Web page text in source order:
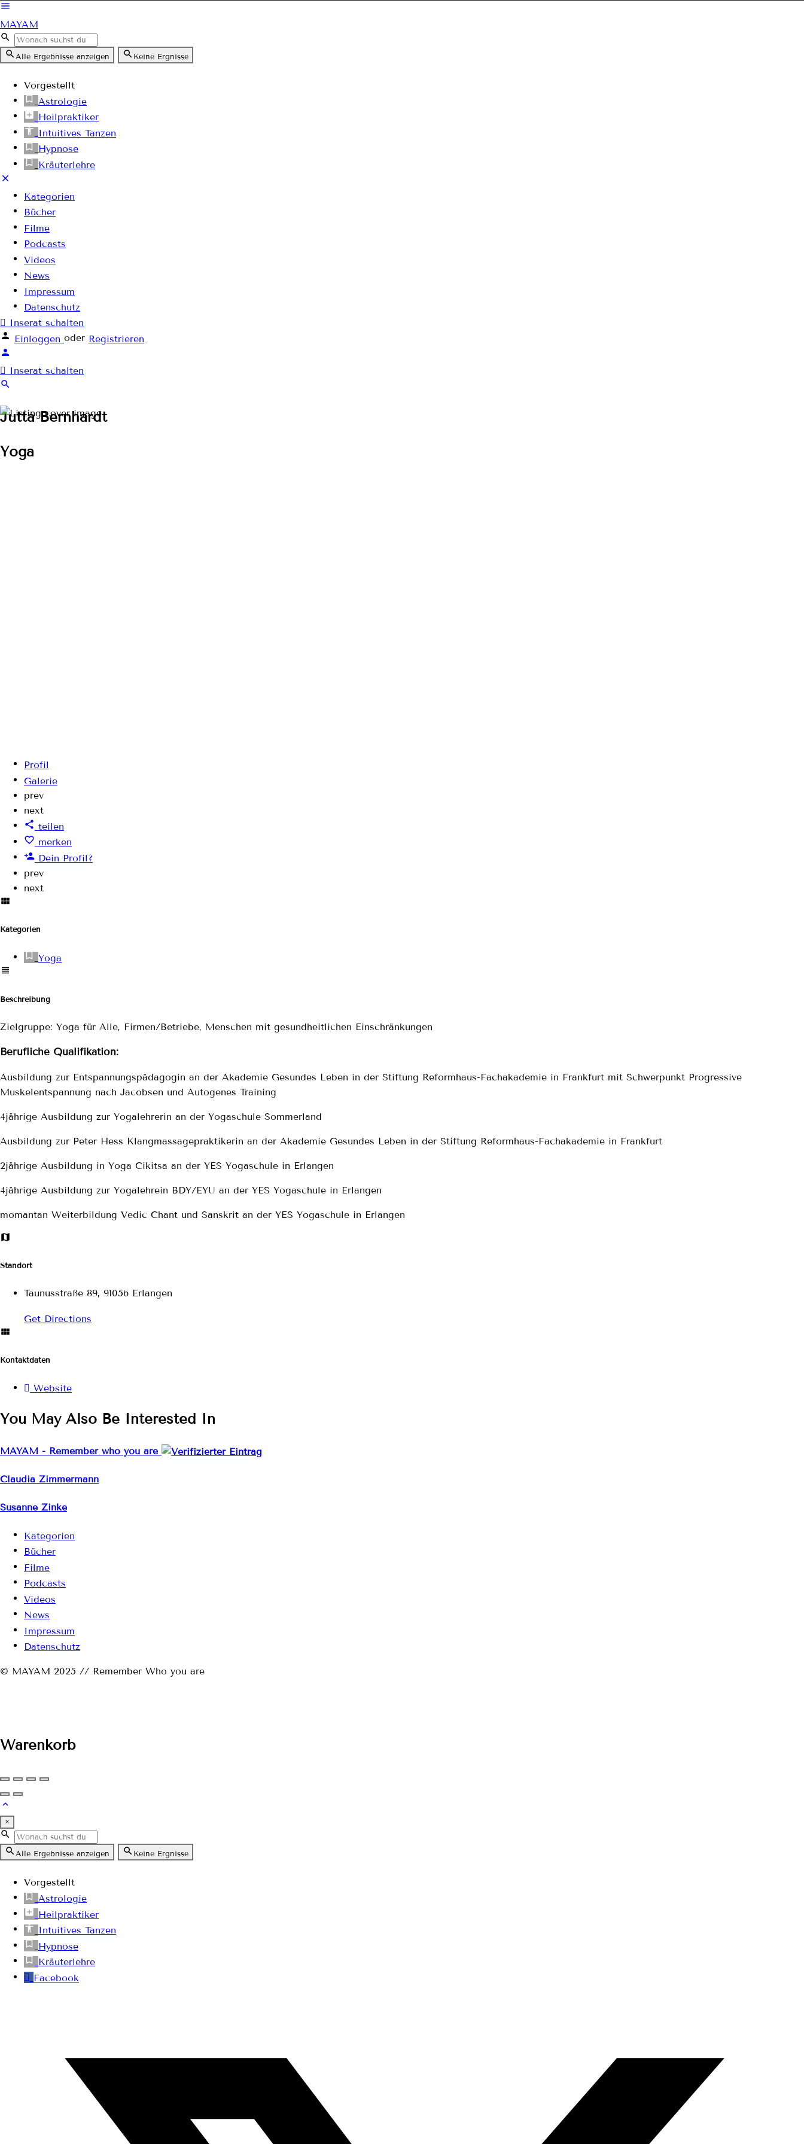
MAYAM
Alle Ergebnisse anzeigen Keine Ergnisse
Vorgestellt
Astrologie
Heilpraktiker
Intuitives Tanzen
Hypnose
Kräuterlehre
Kategorien
Bücher
Filme
Podcasts
Videos
News
Impressum
Datenschutz
Inserat schalten
Einloggen oder Registrieren
Inserat schalten
Jutta Bernhardt
Yoga
Profil
Galerie
prev
next
teilen
merken
Dein Profil?
prev
next
Kategorien
Yoga
Beschreibung
Zielgruppe: Yoga für Alle, Firmen/Betriebe, Menschen mit gesundheitlichen Einschränkungen
Berufliche Qualifikation:
Ausbildung zur Entspannungspädagogin an der Akademie Gesundes Leben in der Stiftung Reformhaus-Fachakademie in Frankfurt mit Schwerpunkt Progressive
Muskelentspannung nach Jacobsen und Autogenes Training
4jährige Ausbildung zur Yogalehrerin an der Yogaschule Sommerland
Ausbildung zur Peter Hess Klangmassagepraktikerin an der Akademie Gesundes Leben in der Stiftung Reformhaus-Fachakademie in Frankfurt
2jährige Ausbildung in Yoga Cikitsa an der YES Yogaschule in Erlangen
4jährige Ausbildung zur Yogalehrein BDY/EYU an der YES Yogaschule in Erlangen
momantan Weiterbildung Vedic Chant und Sanskrit an der YES Yogaschule in Erlangen
Standort
Taunusstraße 89, 91056 Erlangen
Get Directions
Kontaktdaten
Website
You May Also Be Interested In
MAYAM - Remember who you are
Claudia Zimmermann
Susanne Zinke
Kategorien
Bücher
Filme
Podcasts
Videos
News
Impressum
Datenschutz
© MAYAM 2025 // Remember Who you are
Warenkorb
×
Alle Ergebnisse anzeigen Keine Ergnisse
Vorgestellt
Astrologie
Heilpraktiker
Intuitives Tanzen
Hypnose
Kräuterlehre
Facebook